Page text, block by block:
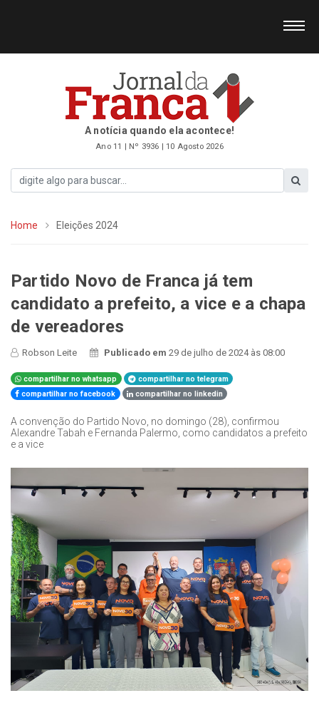
A notícia quando ela acontece!
Ano 11 | Nº 3936 | 10 Agosto 2026
Home Eleições 2024
Partido Novo de Franca já tem
candidato a prefeito, a vice e a chapa
de vereadores
Robson Leite Publicado em29 de julho de 2024 às 08:00
compartilhar no whatsapp
compartilhar no telegram
compartilhar no facebook
compartilhar no linkedin
A convenção do Partido Novo, no domingo (28), confirmou
Alexandre Tabah e Fernanda Palermo, como candidatos a prefeito
e a vice